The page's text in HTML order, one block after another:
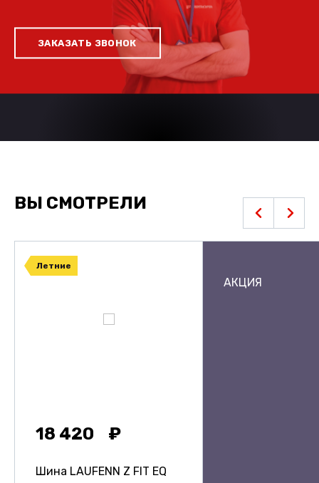
ЗАКАЗАТЬ ЗВОНОК
ВЫ СМОТРЕЛИ
Летние
18 420
Шина LAUFENN Z FIT EQ
АКЦИЯ